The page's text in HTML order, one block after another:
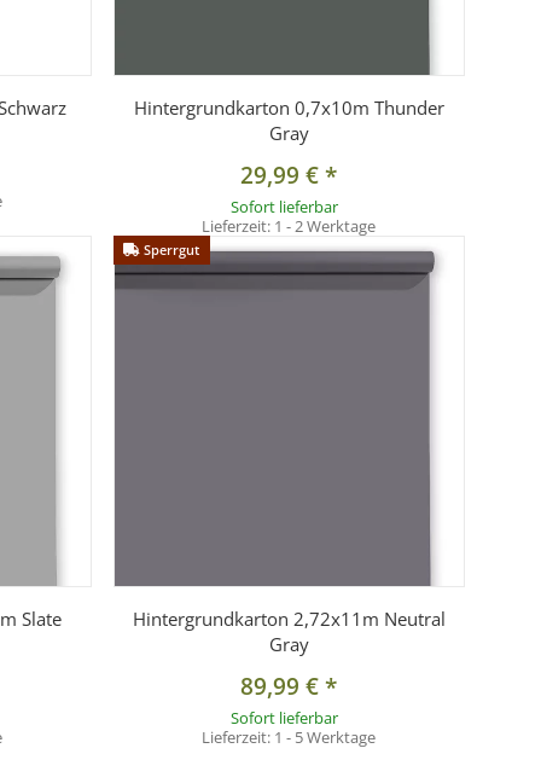
Hintergrundkarton 0,7x10m Thunder
Gray
29,99 €*
Sofort lieferbar
Lieferzeit: 1 - 2 Werktage
Slate
Sperrgut
Hintergrundkarton 2,72x11m Neutral
Gray
89,99 €*
Sofort lieferbar
Lieferzeit: 1 - 5 Werktage